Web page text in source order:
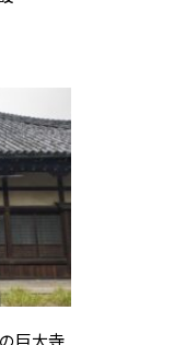
巨大寺